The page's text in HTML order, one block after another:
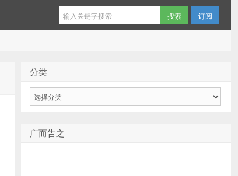
订阅
分类
广而告之